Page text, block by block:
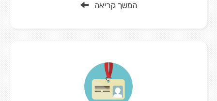
המשך קריאה